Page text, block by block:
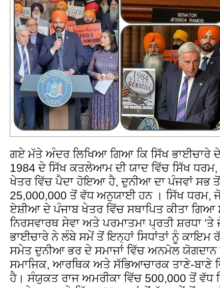
ਗਏ ਮੱਤੇ ਅੰਦਰ ਲਿਖਿਆ ਗਿਆ ਕਿ ਸਿੱਖ ਭਾਈਚਾਰੇ
1984 ਦੇ ਸਿੱਖ ਕਤਲੇਆਮ ਦੀ ਯਾਦ ਵਿੱਚ ਸਿੱਖ
ਖੇਤਰ ਵਿੱਚ ਪੈਦਾ ਹੋਇਆ ਹੈ, ਦੁਨੀਆ ਦਾ ਪੰਜਵਾਂ ਸਭ
25,000,000 ਤੋਂ ਵੱਧ ਅਨੁਯਾਈ ਹਨ । ਸਿੱਖ ਧਰਮ, ਜੋ
ਏਸ਼ੀਆ ਦੇ ਪੰਜਾਬ ਖੇਤਰ ਵਿੱਚ ਸਥਾਪਿਤ ਕੀਤਾ ਗਿਆ
ਨਿਰਸਵਾਰਥ ਸੇਵਾ ਅਤੇ ਪਰਮਾਤਮਾ ਪ੍ਰਤੀ ਸ਼ਰਧਾ
ਭਾਈਚਾਰੇ ਨੇ ਲੰਬੇ ਸਮੇਂ ਤੋਂ ਇਨ੍ਹਾਂ ਸਿਧਾਂਤਾਂ ਨੂੰ ਕਾਇਮ
ਸਮੇਤ ਦੁਨੀਆ ਭਰ ਦੇ ਸਮਾਜਾਂ ਵਿੱਚ ਅਨਮੋਲ ਯੋਗਦਾਨ
ਸਮਾਜਿਕ, ਆਰਥਿਕ ਅਤੇ ਸੱਭਿਆਚਾਰਕ ਤਾਣੇ-ਬਾਣੇ
ਹੈ। ਸੰਯੁਕਤ ਰਾਜ ਅਮਰੀਕਾ ਵਿੱਚ 500,000 ਤੋਂ ਵੱਧ